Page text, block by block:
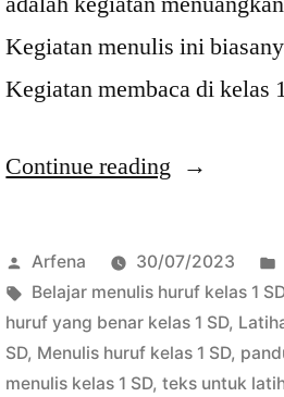
Kegiatan menulis ini
Kegiatan membaca di
Continue reading “Belajar
Huruf
Kelas
1
SD”
Posted
by
Arfena 30/07/2023
Tags:
Belajar menulis huruf kelas 1
huruf yang benar kelas 1 SD,
SD, Menulis huruf kelas 1 SD,
menulis kelas 1 SD,teks untuk